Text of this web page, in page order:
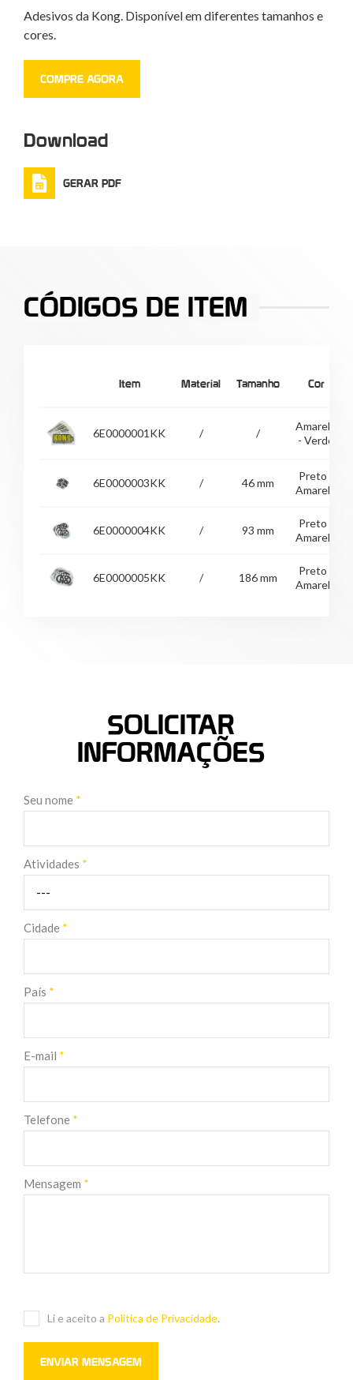
Adesivos da Kong. Disponível em diferentes tamanhos e
cores.
COMPRE AGORA
Download
GERAR PDF
CÓDIGOS DE ITEM
Item Material Tamanho Cor
6E0000001KK / /
Amarelo
- Verde
6E0000003KK / 46 mm
Preto -
Amarelo
6E0000004KK / 93 mm
Preto -
Amarelo
6E0000005KK / 186 mm
Preto -
Amarelo
SOLICITAR
INFORMAÇÕES
Seu nome *
Atividades *
Cidade *
País *
E-mail *
Telefone *
Mensagem *
Li e aceito a Política de Privacidade.